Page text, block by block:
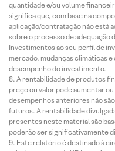
quantidade e/ou volume
significa que, com base na
aplicação/contratação não está
sobre o processo de adequação
Investimentos ao seu perfil de
mercado, mudanças climáticas
desempenho do investimento.
A rentabilidade de produtos
preço ou valor pode aumentar
desempenhos anteriores não
futuros. A rentabilidade
presentes neste material são
poderão ser significativamente
Este relatório é destinado à